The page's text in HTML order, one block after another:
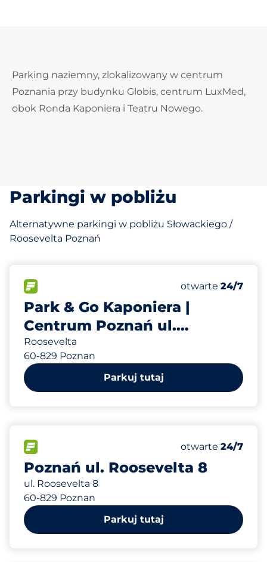
Parking naziemny, zlokalizowany w centrum
Poznania przy budynku Globis, centrum LuxMed,
obok Ronda Kaponiera i Teatru Nowego.
Parkingi w pobliżu
Alternatywne parkingi w pobliżu Słowackiego /
Roosevelta Poznań
Park & Go Kaponiera |
Centrum Poznań ul.
Roosevelt
Roosevelta
60-829 Poznan
Liczba miejsc
Całkowita
Czwartek&nbsp
otwarte 24/7
157 m
Parkuj tutaj
Poznań ul. Roosevelta 8
ul. Roosevelta 8
60-829 Poznan
Liczba miejsc
Całkowita
Czwartek&nbsp
otwarte 24/7
194 m
Parkuj tutaj